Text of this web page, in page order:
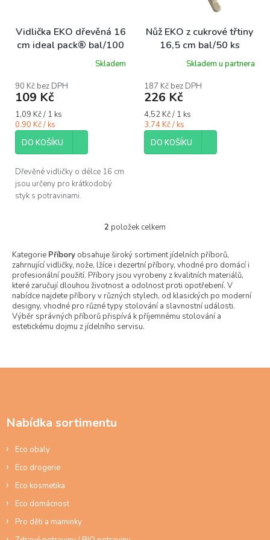
o
u
ů
Vidlička EKO dřevěná 16
cm ideal pack® bal/100
Skladem
90 Kč bez DPH
109 Kč
Měrná
cena:
1,09 Kč / 1 ks
0.90 Kč / ks
DO KOŠÍKU
Dřevěné vidličky o délce 16 cm
jsou určeny pro krátkodobý
styk s potravinami.
Nůž EKO z cukrové třtiny
16,5 cm bal/50 ks
Skladem u partnera
187 Kč bez DPH
226 Kč
Měrná
cena:
4,52 Kč / 1 ks
3.74 Kč / ks
DO KOŠÍKU
O
l
á
d
a
c
í
p
y
2 položek celkem
Kategorie Příbory obsahuje široký sortiment jídelních příborů,
zahrnující vidličky, nože, lžíce i dezertní příbory, vhodné pro domácí i
profesionální použití. Příbory jsou vyrobeny z kvalitních materiálů,
které zaručují dlouhou životnost a odolnost proti opotřebení. V
nabídce najdete příbory v různých stylech, od klasických po moderní
designy, vhodné pro různé typy stolování a slavnostní události.
Výběr správných příborů přispívá k příjemnému stolování a
estetickému dojmu z jídelního servisu.
Nabídka sortimentu
Eco obaly
Eco drogerie
Eco kosmetika
Eco domácnost
Pro děti a maminky